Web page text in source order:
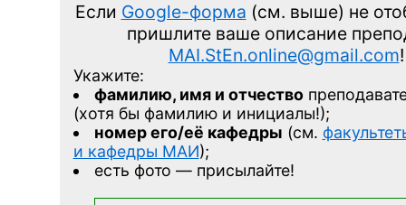
Если Google-форма (см. выше) не
пришлите ваше описание
MAI.StEn.online@gmail.com!
Укажите:
фамилию, имя и отчество
(хотя бы фамилию и инициалы!);
номер его/её кафедры (см.
и кафедры МАИ);
есть фото — присылайте!